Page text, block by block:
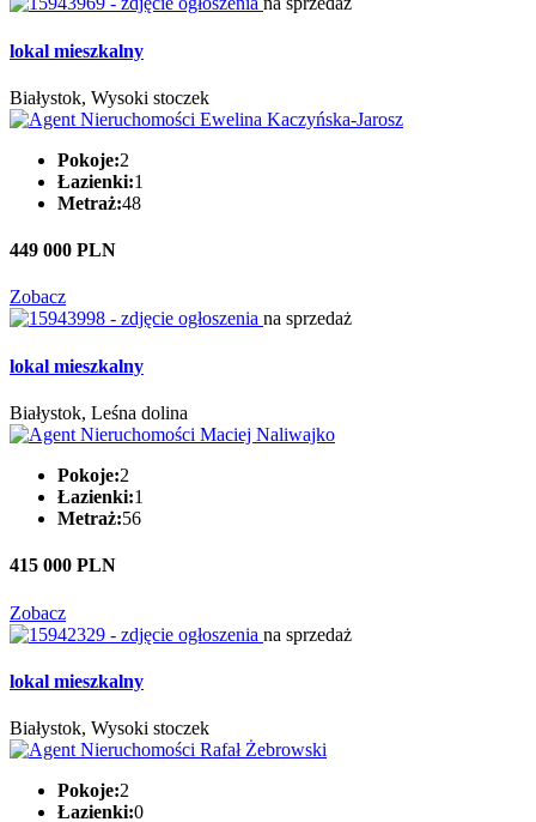
lokal mieszkalny
Białystok, Wysoki stoczek
Pokoje:2
Łazienki:1
Metraż:48
449 000 PLN
Zobacz
na sprzedaż
lokal mieszkalny
Białystok, Leśna dolina
Pokoje:2
Łazienki:1
Metraż:56
415 000 PLN
Zobacz
na sprzedaż
lokal mieszkalny
Białystok, Wysoki stoczek
Pokoje:2
Łazienki:0